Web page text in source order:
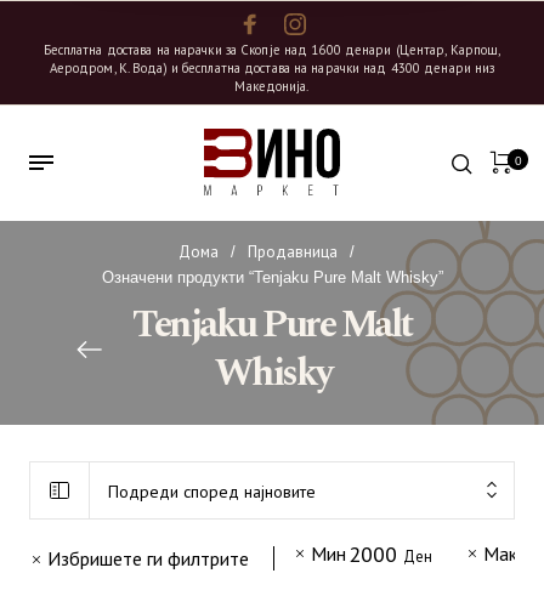
Бесплатна достава на нарачки за Скопје над 1600 денари (Центар, Карпош,
Аеродром, К. Вода) и бесплатна достава на нарачки над 4300 денари низ
Македонија.
0
Дома / Продавница
/
Означени продукти “Tenjaku Pure Malt Whisky”
Tenjaku Pure Malt
Whisky
Подреди според најновите
Избришете ги филтрите Мин 2000 Ден Макс